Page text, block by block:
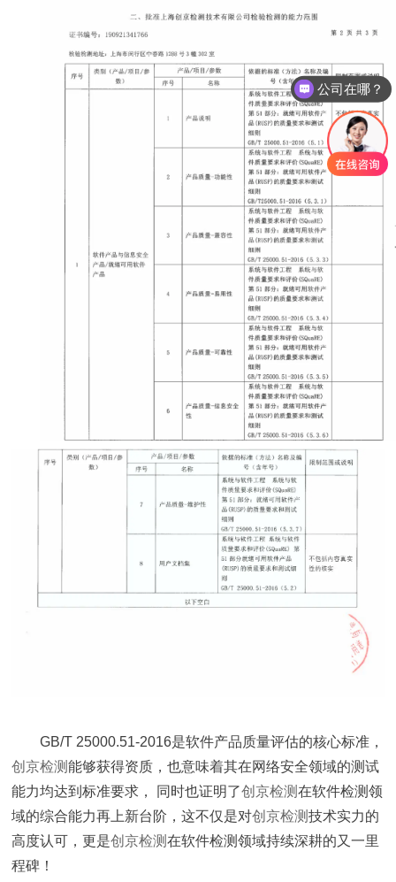
GB/T 25000.51-2016是软件产品质量评估的核心标准，
创京检测能够获得资质，也意味着其在网络安全领域的测试
能力均达到标准要求， 同时也证明了创京检测在软件检测领
域的综合能力再上新台阶，这不仅是对创京检测技术实力的
高度认可，更是创京检测在软件检测领域持续深耕的又一里
程碑！
公司在哪？